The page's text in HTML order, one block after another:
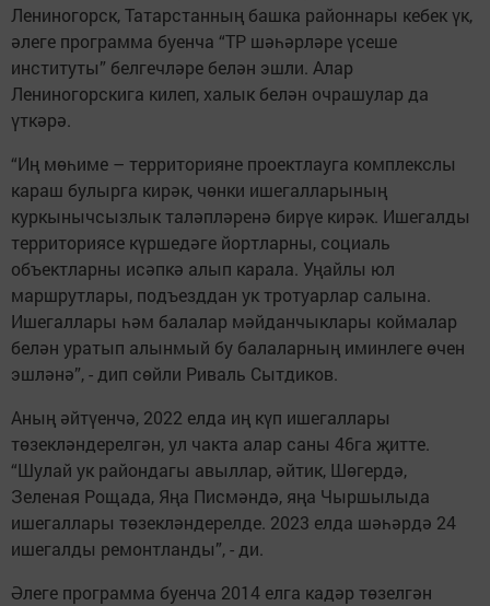
Лениногорск, Татарстанның башка районнары кебек үк,
әлеге программа буенча “ТР шәһәрләре үсеше
институты” белгечләре белән эшли. Алар
Лениногорскига килеп, халык белән очрашулар да
үткәрә.
“Иң мөһиме – территорияне проектлауга комплекслы
караш булырга кирәк, чөнки ишегалларының
куркынычсызлык таләпләренә бирүе кирәк. Ишегалды
территориясе күршедәге йортларны, социаль
объектларны исәпкә алып карала. Уңайлы юл
маршрутлары, подъезддан ук тротуарлар салына.
Ишегаллары һәм балалар мәйданчыклары коймалар
белән уратып алынмый бу балаларның иминлеге өчен
эшләнә”, - дип сөйли Риваль Сытдиков.
Аның әйтүенчә, 2022 елда иң күп ишегаллары
төзекләндерелгән, ул чакта алар саны 46га җитте.
“Шулай ук райондагы авыллар, әйтик, Шөгердә,
Зеленая Рощада, Яңа Писмәндә, яңа Чыршылыда
ишегаллары төзекләндерелде. 2023 елда шәһәрдә 24
ишегалды ремонтланды”, - ди.
Әлеге программа буенча 2014 елга кадәр төзелгән